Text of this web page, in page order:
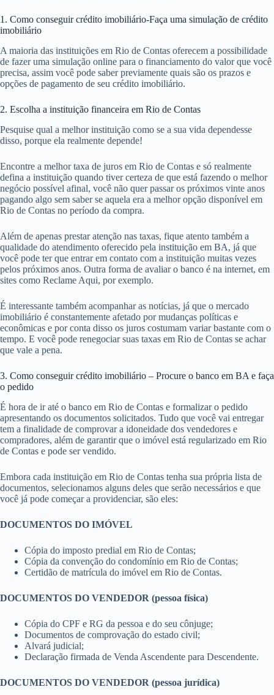
1. Como conseguir crédito imobiliário-Faça uma simulação de crédito
imobiliário
A maioria das instituições em Rio de Contas oferecem a possibilidade
de fazer uma simulação online para o financiamento do valor que você
precisa, assim você pode saber previamente quais são os prazos e
opções de pagamento de seu crédito imobiliário.
2. Escolha a instituição financeira em Rio de Contas
Pesquise qual a melhor instituição como se a sua vida dependesse
disso, porque ela realmente depende!
Encontre a melhor taxa de juros em Rio de Contas e só realmente
defina a instituição quando tiver certeza de que está fazendo o melhor
negócio possível afinal, você não quer passar os próximos vinte anos
pagando algo sem saber se aquela era a melhor opção disponível em
Rio de Contas no período da compra.
Além de apenas prestar atenção nas taxas, fique atento também a
qualidade do atendimento oferecido pela instituição em BA, já que
você pode ter que entrar em contato com a instituição muitas vezes
pelos próximos anos. Outra forma de avaliar o banco é na internet, em
sites como Reclame Aqui, por exemplo.
É interessante também acompanhar as notícias, já que o mercado
imobiliário é constantemente afetado por mudanças políticas e
econômicas e por conta disso os juros costumam variar bastante com o
tempo. E você pode renegociar suas taxas em Rio de Contas se achar
que vale a pena.
3. Como conseguir crédito imobiliário – Procure o banco em BA e faça
o pedido
É hora de ir até o banco em Rio de Contas e formalizar o pedido
apresentando os documentos solicitados. Tudo que você vai entregar
tem a finalidade de comprovar a idoneidade dos vendedores e
compradores, além de garantir que o imóvel está regularizado em Rio
de Contas e pode ser vendido.
Embora cada instituição em Rio de Contas tenha sua própria lista de
documentos, selecionamos alguns deles que serão necessários e que
você já pode começar a providenciar, são eles:
DOCUMENTOS DO IMÓVEL
Cópia do imposto predial em Rio de Contas;
Cópia da convenção do condomínio em Rio de Contas;
Certidão de matrícula do imóvel em Rio de Contas.
DOCUMENTOS DO VENDEDOR (pessoa física)
Cópia do CPF e RG da pessoa e do seu cônjuge;
Documentos de comprovação do estado civil;
Alvará judicial;
Declaração firmada de Venda Ascendente para Descendente.
DOCUMENTOS DO VENDEDOR (pessoa jurídica)